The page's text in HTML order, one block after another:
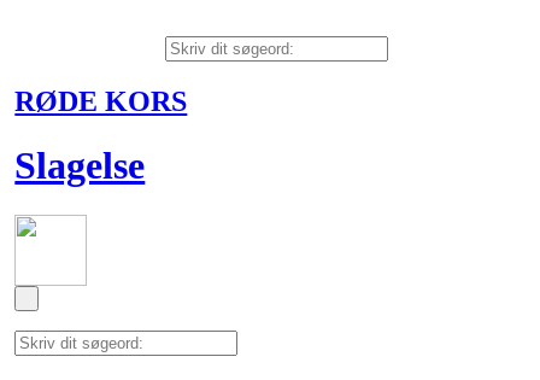
RØDE KORS
Slagelse